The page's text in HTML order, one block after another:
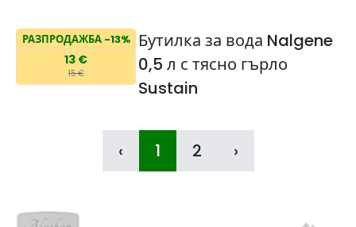
РАЗПРОДАЖБА -13%
13 €
15 €
Бутилка за вода Nalgene
0,5 л с тясно гърло
Sustain
‹ 1 2 ›